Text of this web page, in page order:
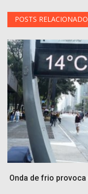
POSTS
Onda de frio